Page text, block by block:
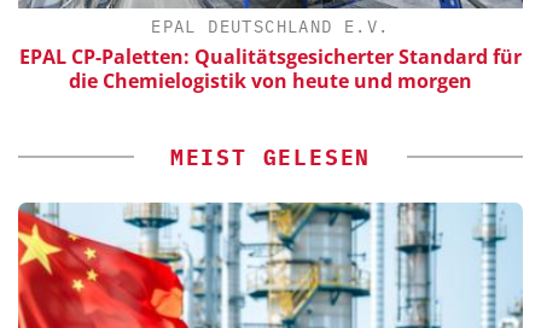
EPAL DEUTSCHLAND E.V.
EPAL CP-Paletten: Qualitätsgesicherter Standard für
die Chemielogistik von heute und morgen
MEIST GELESEN